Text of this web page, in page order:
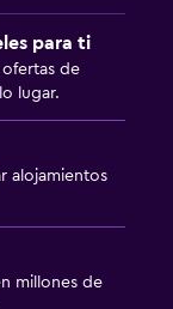
para ti
de
lugar.
alojamientos
millones de